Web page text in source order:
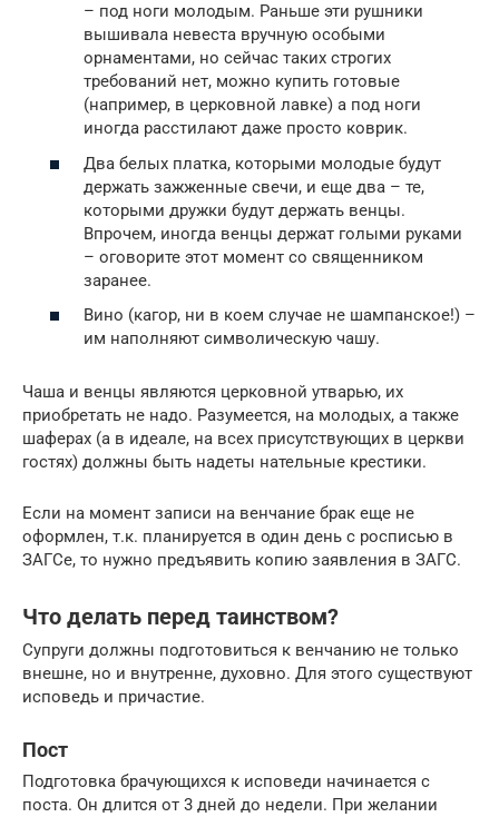
– под ноги молодым. Раньше эти рушники
вышивала невеста вручную особыми
орнаментами, но сейчас таких строгих
требований нет, можно купить готовые
(например, в церковной лавке) а под ноги
иногда расстилают даже просто коврик.
Два белых платка, которыми молодые будут
держать зажженные свечи, и еще два – те,
которыми дружки будут держать венцы.
Впрочем, иногда венцы держат голыми руками
– оговорите этот момент со священником
заранее.
Вино (кагор, ни в коем случае не шампанское!) –
им наполняют символическую чашу.
Чаша и венцы являются церковной утварью, их
приобретать не надо. Разумеется, на молодых, а также
шаферах (а в идеале, на всех присутствующих в церкви
гостях) должны быть надеты нательные крестики.
Если на момент записи на венчание брак еще не
оформлен, т.к. планируется в один день с росписью в
ЗАГСе, то нужно предъявить копию заявления в ЗАГС.
Что делать перед таинством?
Супруги должны подготовиться к венчанию не только
внешне, но и внутренне, духовно. Для этого существуют
исповедь и причастие.
Пост
Подготовка брачующихся к исповеди начинается с
поста. Он длится от 3 дней до недели. При желании